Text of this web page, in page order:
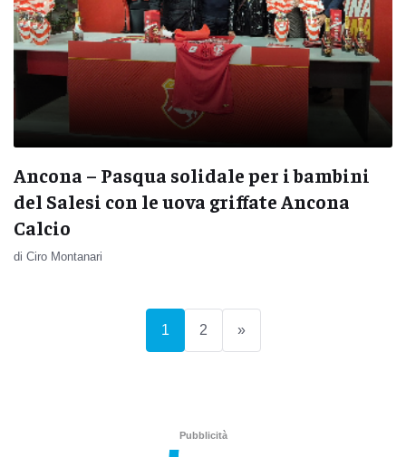
Ancona – Pasqua solidale per i bambini
del Salesi con le uova griffate Ancona
Calcio
di Ciro Montanari
1 (current)
2 »
Pubblicità